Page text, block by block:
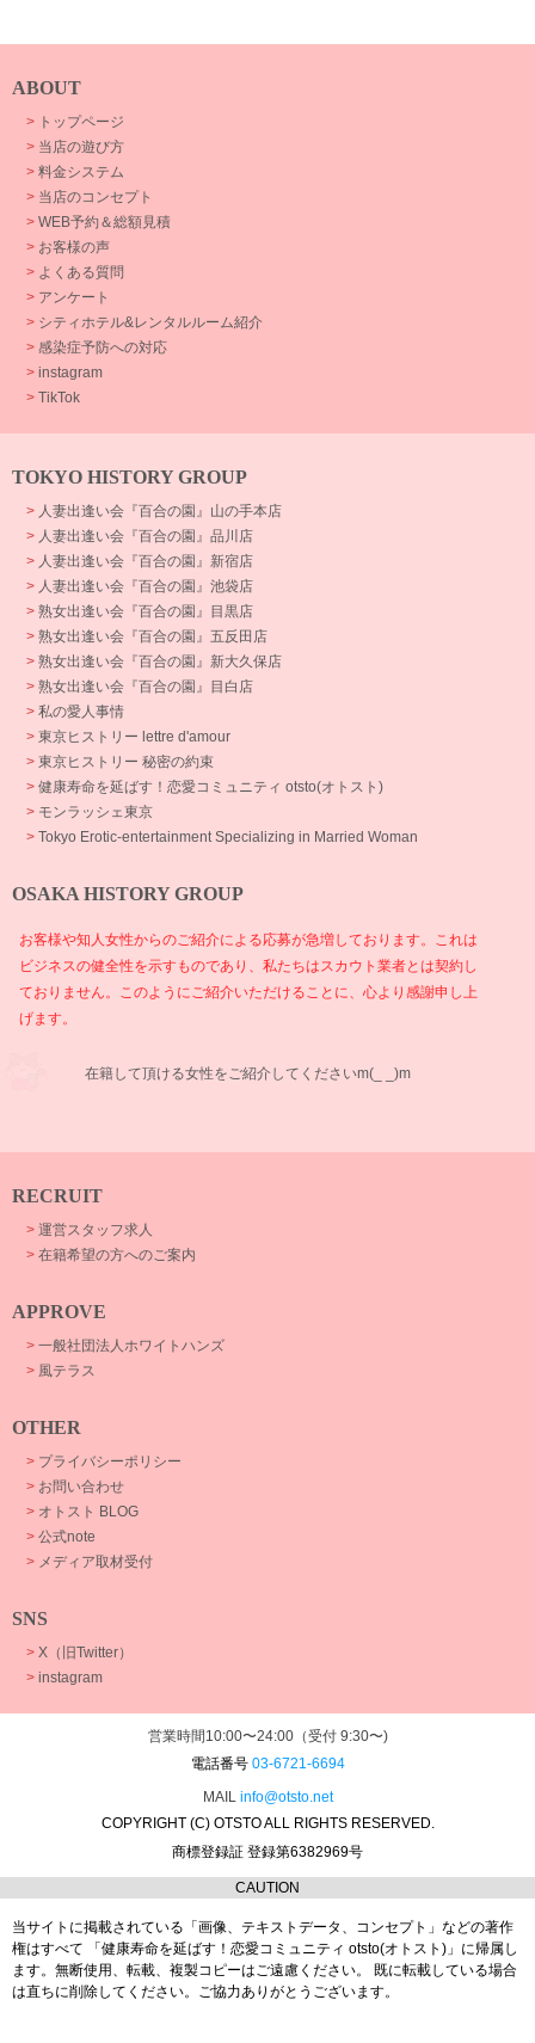
ABOUT
> トップページ
> 当店の遊び方
> 料金システム
> 当店のコンセプト
> WEB予約＆総額見積
> お客様の声
> よくある質問
> アンケート
> シティホテル&レンタルルーム紹介
> 感染症予防への対応
> instagram
> TikTok
TOKYO HISTORY GROUP
> 人妻出逢い会『百合の園』山の手本店
> 人妻出逢い会『百合の園』品川店
> 人妻出逢い会『百合の園』新宿店
> 人妻出逢い会『百合の園』池袋店
> 熟女出逢い会『百合の園』目黒店
> 熟女出逢い会『百合の園』五反田店
> 熟女出逢い会『百合の園』新大久保店
> 熟女出逢い会『百合の園』目白店
> 私の愛人事情
> 東京ヒストリー lettre d'amour
> 東京ヒストリー 秘密の約束
> 健康寿命を延ばす！恋愛コミュニティ otsto(オトスト)
> モンラッシェ東京
> Tokyo Erotic-entertainment Specializing in Married Woman
OSAKA HISTORY GROUP
お客様や知人女性からのご紹介による応募が急増しております。これは
ビジネスの健全性を示すものであり、私たちはスカウト業者とは契約し
ておりません。このようにご紹介いただけることに、心より感謝申し上
げます。
在籍して頂ける女性をご紹介してくださいm(_ _)m
RECRUIT
> 運営スタッフ求人
> 在籍希望の方へのご案内
APPROVE
> 一般社団法人ホワイトハンズ
> 風テラス
OTHER
> プライバシーポリシー
> お問い合わせ
> オトスト BLOG
> 公式note
> メディア取材受付
SNS
> X（旧Twitter）
> instagram
営業時間10:00〜24:00（受付 9:30〜)
電話番号 03-6721-6694
MAIL info@otsto.net
COPYRIGHT (C) OTSTO ALL RIGHTS RESERVED.
商標登録証 登録第6382969号
CAUTION
当サイトに掲載されている「画像、テキストデータ、コンセプト」などの著作
権はすべて 「健康寿命を延ばす！恋愛コミュニティ otsto(オトスト)」に帰属し
ます。 無断使用、転載、複製コピーはご遠慮ください。
既に転載している場合
は直ちに削除してください。ご協力ありがとうございます。